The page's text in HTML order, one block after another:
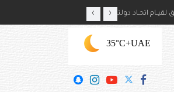
‹ ›
UAE
+35°C